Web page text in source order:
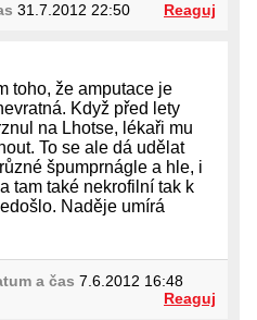
31.7.2012 22:50 Reaguj
toho, že amputace je
Když před lety
na Lhotse, lékaři mu
To se ale dá udělat
špumprnágle a hle, i
tam také nekrofilní tak k
Naděje umírá
a čas 7.6.2012 16:48
Reaguj